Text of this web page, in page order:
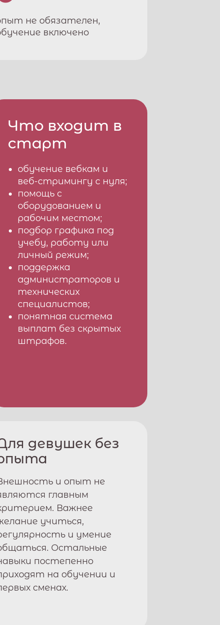
не обязателен,
включено
Что входит в
старт
обучение вебкам и
веб-стримингу с нуля;
помощь с
оборудованием и
рабочим местом;
подбор графика под
учебу, работу или
личный режим;
поддержка
администраторов и
технических
специалистов;
понятная система
выплат без скрытых
штрафов.
девушек без
и опыт не
главным
Важнее
учиться,
и умение
Остальные
постепенно
на обучении и
сменах.